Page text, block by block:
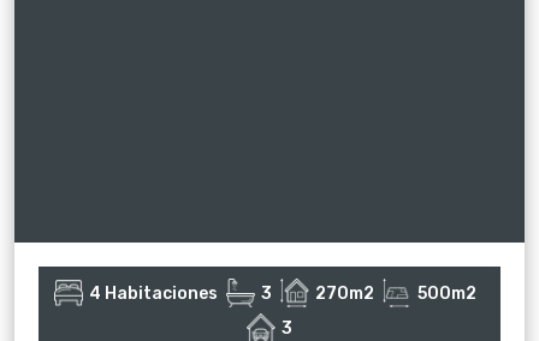
4 Habitaciones 3 270m2
500m2
3